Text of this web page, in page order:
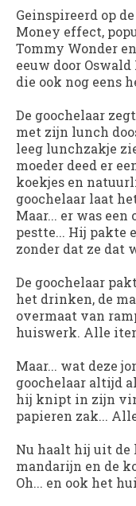
Geinspireerd op
Money effect,
Tommy Wonder
eeuw door
die ook nog eens
De goochelaar
met zijn lunch
leeg lunchzakje
moeder deed er
koekjes en
goochelaar laat
Maar... er was
pestte... Hij pakte
zonder dat ze dat
De goochelaar
het drinken, de
overmaat van
huiswerk. Alle
Maar... wat deze
goochelaar altijd
hij knipt in zijn
papieren zak...
Nu haalt hij uit de
mandarijn en de
Oh... en ook het